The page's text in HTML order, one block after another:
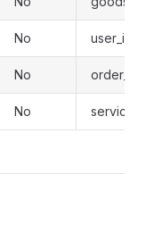
No user_id
No order_id
No